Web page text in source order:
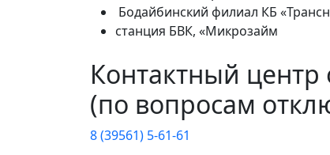
Бодайбинский филиал КБ
станция БВК, «Микрозайм
Контактный
(по вопросам
8 (39561) 5-61-61